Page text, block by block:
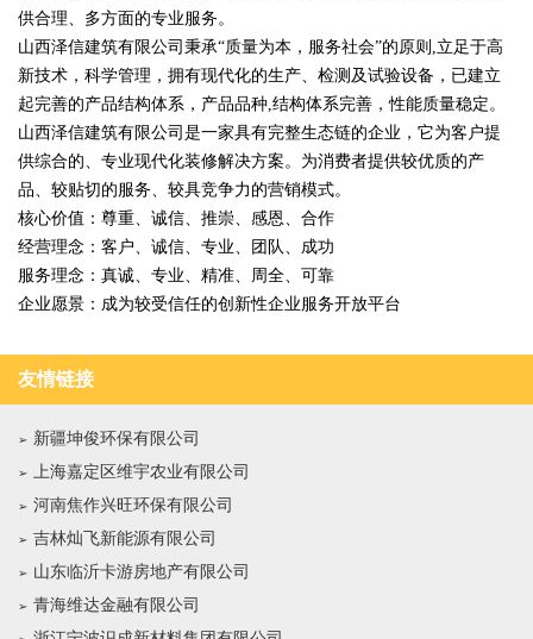
供合理、多方面的专业服务。
山西泽信建筑有限公司秉承“质量为本，服务社会”的原则,立足于高
新技术，科学管理，拥有现代化的生产、检测及试验设备，已建立
起完善的产品结构体系，产品品种,结构体系完善，性能质量稳定。
山西泽信建筑有限公司是一家具有完整生态链的企业，它为客户提
供综合的、专业现代化装修解决方案。为消费者提供较优质的产
品、较贴切的服务、较具竞争力的营销模式。
核心价值：尊重、诚信、推崇、感恩、合作
经营理念：客户、诚信、专业、团队、成功
服务理念：真诚、专业、精准、周全、可靠
企业愿景：成为较受信任的创新性企业服务开放平台
友情链接
新疆坤俊环保有限公司
上海嘉定区维宇农业有限公司
河南焦作兴旺环保有限公司
吉林灿飞新能源有限公司
山东临沂卡游房地产有限公司
青海维达金融有限公司